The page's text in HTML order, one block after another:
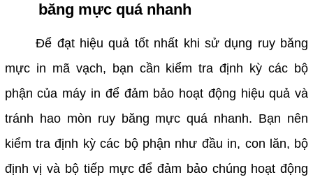
băng mực quá nhanh
Để đạt hiệu quả tốt nhất khi sử dụng ruy băng
mực in mã vạch, bạn cần kiểm tra định kỳ các bộ
phận của máy in để đảm bảo hoạt động hiệu quả và
tránh hao mòn ruy băng mực quá nhanh. Bạn nên
kiểm tra định kỳ các bộ phận như đầu in, con lăn, bộ
định vị và bộ tiếp mực để đảm bảo chúng hoạt động